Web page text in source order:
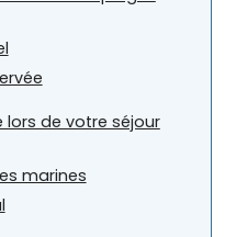
de votre séjour
marines